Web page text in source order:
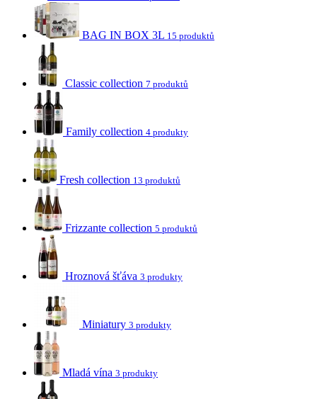
BAG IN BOX 3L 15 produktů
Classic collection 7 produktů
Family collection 4 produkty
Fresh collection 13 produktů
Frizzante collection 5 produktů
Hroznová šťáva 3 produkty
Miniatury 3 produkty
Mladá vína 3 produkty